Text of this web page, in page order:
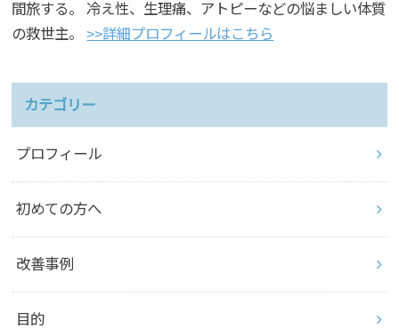
間旅する。 冷え性、生理痛、アトピーなどの悩ましい体質
の救世主。>>詳細プロフィールはこちら
カテゴリー
プロフィール
初めての方へ
改善事例
目的